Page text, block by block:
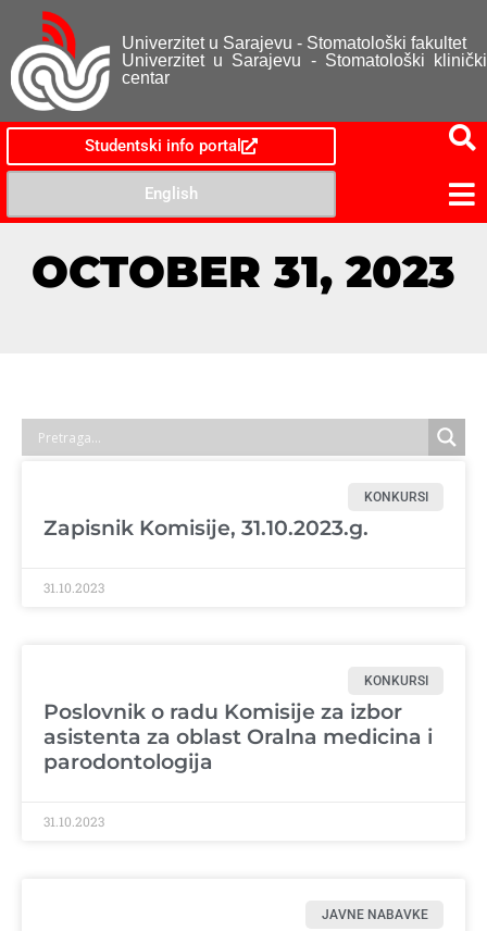
Univerzitet u Sarajevu - Stomatološki fakultet
Univerzitet u Sarajevu - Stomatološki klinički
centar
Studentski info portal
English
OCTOBER 31, 2023
KONKURSI
Zapisnik Komisije, 31.10.2023.g.
31.10.2023
KONKURSI
Poslovnik o radu Komisije za izbor
asistenta za oblast Oralna medicina i
parodontologija
31.10.2023
JAVNE NABAVKE